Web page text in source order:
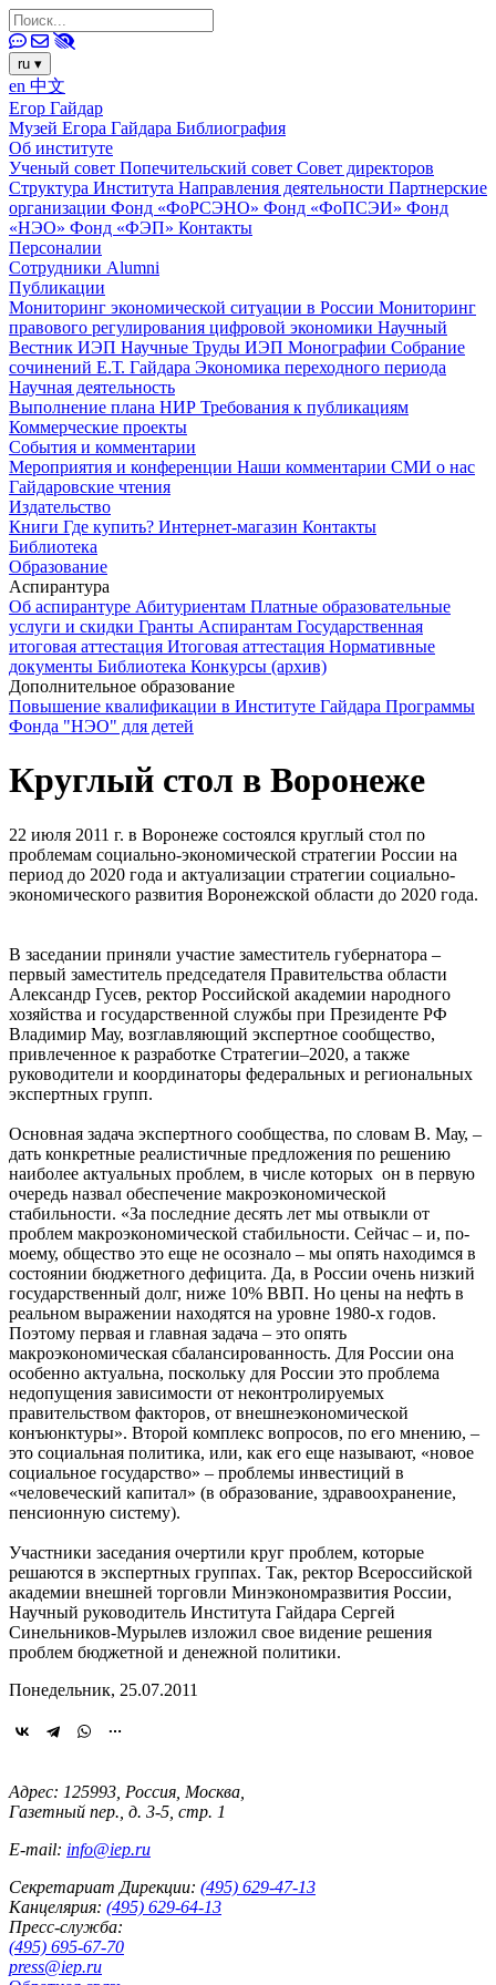
ru ▾
en 中文
Егор Гайдар
Музей Егора Гайдара Библиография
Об институте
Ученый совет Попечительский совет Совет директоров
Структура Института Направления деятельности Партнерские
организации Фонд «ФоРСЭНО» Фонд «ФоПСЭИ» Фонд
«НЭО» Фонд «ФЭП» Контакты
Персоналии
Сотрудники Alumni
Публикации
Мониторинг экономической ситуации в России Мониторинг
правового регулирования цифровой экономики Научный
Вестник ИЭП Научные Труды ИЭП Монографии Собрание
сочинений Е.Т. Гайдара Экономика переходного периода
Научная деятельность
Выполнение плана НИР Требования к публикациям
Коммерческие проекты
События и комментарии
Мероприятия и конференции Наши комментарии СМИ о нас
Гайдаровские чтения
Издательство
Книги Где купить? Интернет-магазин Контакты
Библиотека
Образование
Аспирантура
Об аспирантуре Абитуриентам Платные образовательные
услуги и скидки Гранты Аспирантам Государственная
итоговая аттестация Итоговая аттестация Нормативные
документы Библиотека Конкурсы (архив)
Дополнительное образование
Повышение квалификации в Институте Гайдара Программы
Фонда "НЭО" для детей
Круглый стол в Воронеже
22 июля 2011 г. в Воронеже состоялся круглый стол по
проблемам социально-экономической стратегии России на
период до 2020 года и актуализации стратегии социально-
экономического развития Воронежской области до 2020 года.
В заседании приняли участие заместитель губернатора –
первый заместитель председателя Правительства области
Александр Гусев, ректор Российской академии народного
хозяйства и государственной службы при Президенте РФ
Владимир Мау, возглавляющий экспертное сообщество,
привлеченное к разработке Стратегии–2020, а также
руководители и координаторы федеральных и региональных
экспертных групп.
Основная задача экспертного сообщества, по словам В. Мау, –
дать конкретные реалистичные предложения по решению
наиболее актуальных проблем, в числе которых он в первую
очередь назвал обеспечение макроэкономической
стабильности. «За последние десять лет мы отвыкли от
проблем макроэкономической стабильности. Сейчас – и, по-
моему, общество это еще не осознало – мы опять находимся в
состоянии бюджетного дефицита. Да, в России очень низкий
государственный долг, ниже 10% ВВП. Но цены на нефть в
реальном выражении находятся на уровне 1980-х годов.
Поэтому первая и главная задача – это опять
макроэкономическая сбалансированность. Для России она
особенно актуальна, поскольку для России это проблема
недопущения зависимости от неконтролируемых
правительством факторов, от внешнеэкономической
конъюнктуры». Второй комплекс вопросов, по его мнению, –
это социальная политика, или, как его еще называют, «новое
социальное государство» – проблемы инвестиций в
«человеческий капитал» (в образование, здравоохранение,
пенсионную систему).
Участники заседания очертили круг проблем, которые
решаются в экспертных группах. Так, ректор Всероссийской
академии внешней торговли Минэкономразвития России,
Научный руководитель Института Гайдара Сергей
Синельников-Мурылев изложил свое видение решения
проблем бюджетной и денежной политики.
Понедельник, 25.07.2011
Адрес: 125993, Россия, Москва,
Газетный пер., д. 3-5, стр. 1
E-mail: info@iep.ru
Секретариат Дирекции: (495) 629-47-13
Канцелярия: (495) 629-64-13
Пресс-служба:
(495) 695-67-70
press@iep.ru